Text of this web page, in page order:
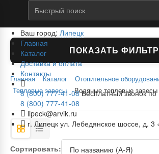
Ваш город: Липецк
Главная
Каталог
Доставка и оплата
Контакты
8 (800) 777-41-08 Бесплатный звонок
8 (800) 777-41-08
lipeck@arvik.ru
г. Липецк ул. Лебедянское шоссе, д. 3
ПОКАЗАТЬ ФИЛЬТР
Главная Каталог
Отопительное
Тепловые завесы
Водяные тепловые завесы
Сортировать: